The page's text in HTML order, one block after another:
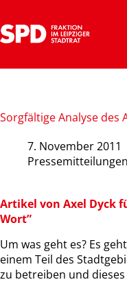
Inhalt
springen
Sorgfältige Analyse des
7. November 2011
Artikel von Axel Dyck
Wort”
Um was geht es? Es
einem Teil des
zu betreiben und